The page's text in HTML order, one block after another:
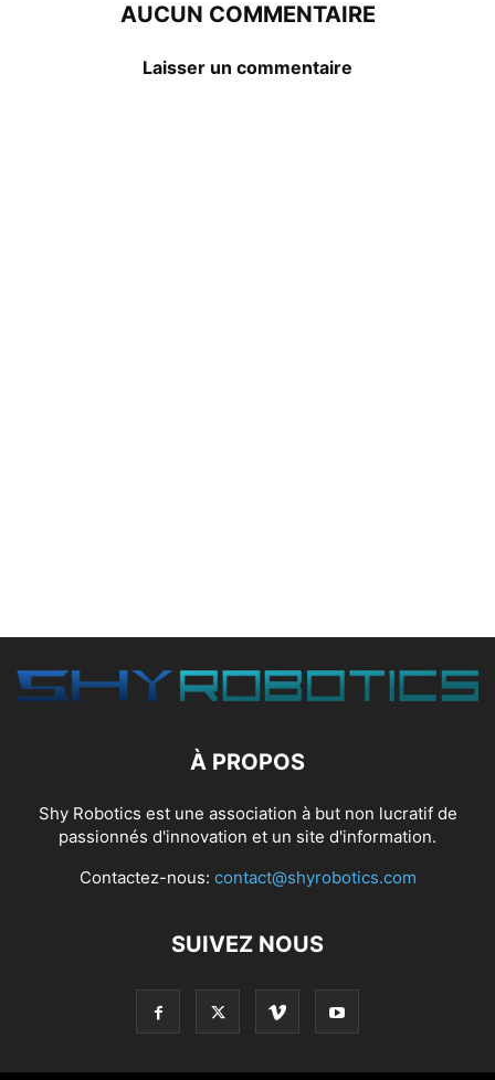
AUCUN COMMENTAIRE
Laisser un commentaire
À PROPOS
Shy Robotics est une association à but non lucratif de
passionnés d'innovation et un site d'information.
Contactez-nous: contact@shyrobotics.com
SUIVEZ NOUS